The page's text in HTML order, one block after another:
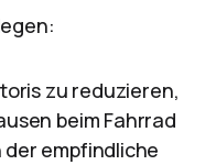
zu reduzieren,
beim Fahrrad
empfindliche